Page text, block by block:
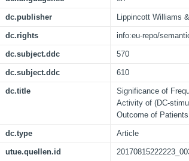
dc.publisher Lippincott Williams
dc.rights info:eu-repo/
dc.subject.ddc 570
dc.subject.ddc 610
dc.title
Significance of
Activity of (DC-
Outcome of
dc.type Article
utue.quellen.id